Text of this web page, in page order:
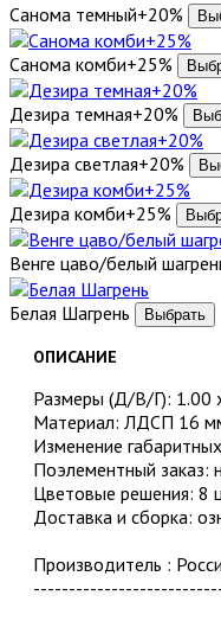
Санома темный+20%
Санома комби+25%
Дезира темная+20%
Дезира светлая+20%
Дезира комби+25%
Венге цаво/белый
Белая Шагрень
ОПИСАНИЕ
Размеры (Д/В/Г): 1.00
Материал: ЛДСП 16
Изменение
Поэлементный заказ:
Цветовые решения: 8
Доставка и сборка:
Производитель :